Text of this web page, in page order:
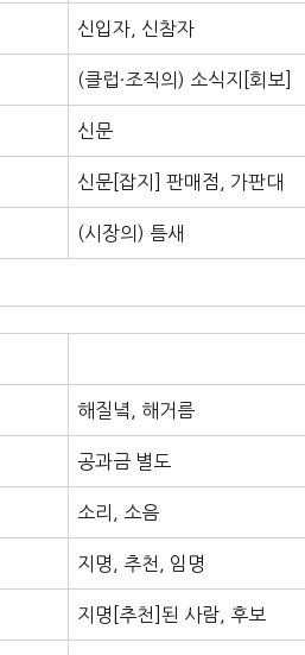
신입자, 신참자
(클럽·조직의) 소식지[회보]
신문
신문[잡지] 판매점, 가판대
(시장의) 틈새
해질녘, 해거름
공과금 별도
소리, 소음
지명, 추천, 임명
지명[추천]된 사람, 후보